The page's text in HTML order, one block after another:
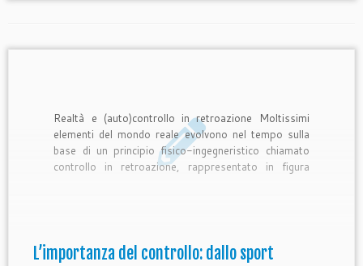
Realtà e (auto)controllo in retroazione Moltissimi
elementi del mondo reale evolvono nel tempo sulla
base di un principio fisico-ingegneristico chiamato
controllo in retroazione, rappresentato in figura
L’importanza del controllo: dallo sport